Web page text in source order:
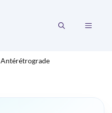
MENU
Antérétrograde